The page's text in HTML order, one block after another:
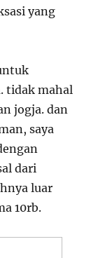
yang
tidak mahal
jogja. dan
saya
dari
luar
10rb.